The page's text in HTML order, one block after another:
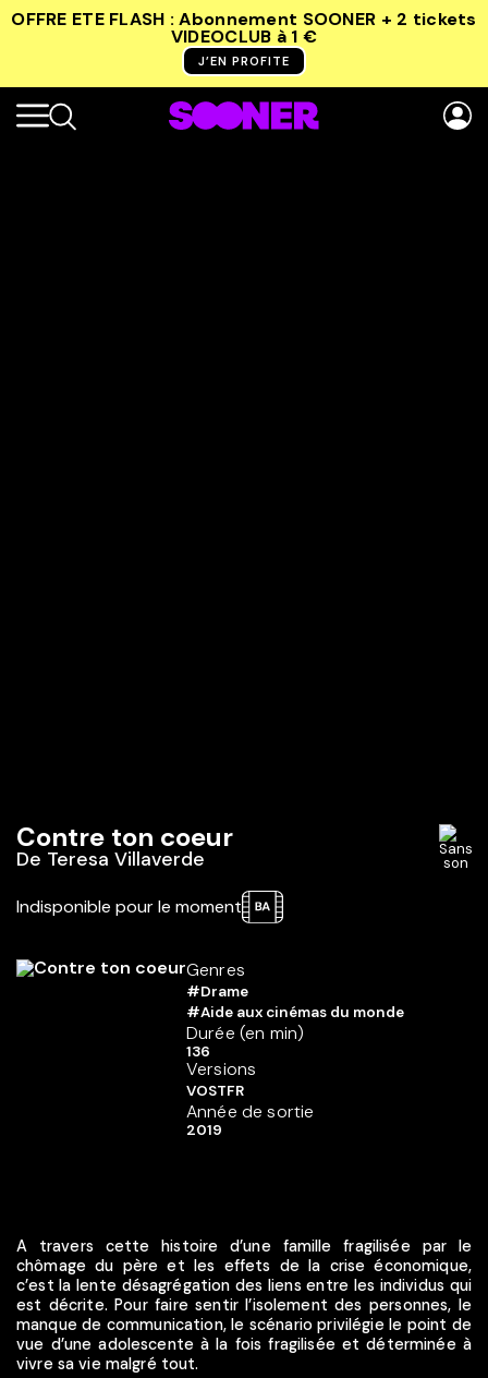
OFFRE ETE FLASH : Abonnement SOONER + 2 tickets
VIDEOCLUB à 1 €
J’EN PROFITE
Contre ton coeur
De Teresa Villaverde
Indisponible pour le moment
Genres
#Drame
#Aide aux cinémas du monde
Durée (en min)
136
Versions
VOSTFR
Année de sortie
2019
A travers cette histoire d’une famille fragilisée par le
chômage du père et les effets de la crise économique,
c’est la lente désagrégation des liens entre les individus qui
est décrite. Pour faire sentir l’isolement des personnes, le
manque de communication, le scénario privilégie le point de
vue d’une adolescente à la fois fragilisée et déterminée à
vivre sa vie malgré tout.